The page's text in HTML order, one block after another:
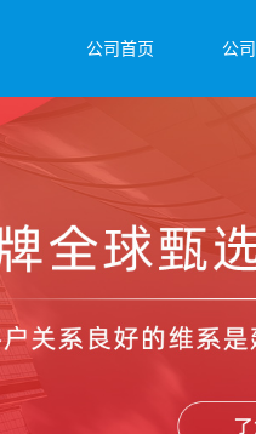
公司首页 公